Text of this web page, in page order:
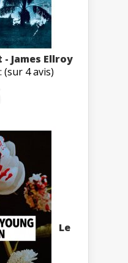
James Ellroy
(sur 4 avis)
Le